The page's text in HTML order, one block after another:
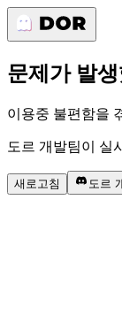
문제가 발
이용중 불편함을
도르 개발팀이 실
새로고침 도르